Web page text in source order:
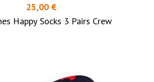
25,00 €
Happy Socks 3 Pairs Crew